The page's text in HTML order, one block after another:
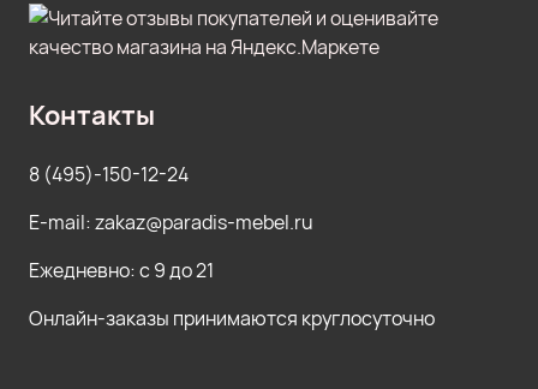
Контакты
8 (495)-150-12-24
E-mail: zakaz@paradis-mebel.ru
Ежедневно: с 9 до 21
Онлайн-заказы принимаются круглосуточно